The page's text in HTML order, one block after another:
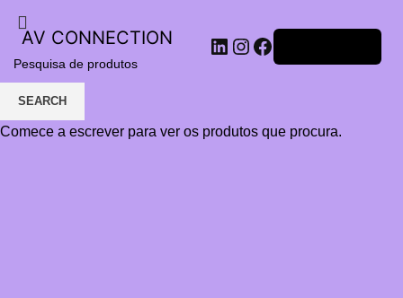
AV CONNECTION LinkedIn
Instagram
Facebook
SEARCH
Comece a escrever para ver os produtos que procura.